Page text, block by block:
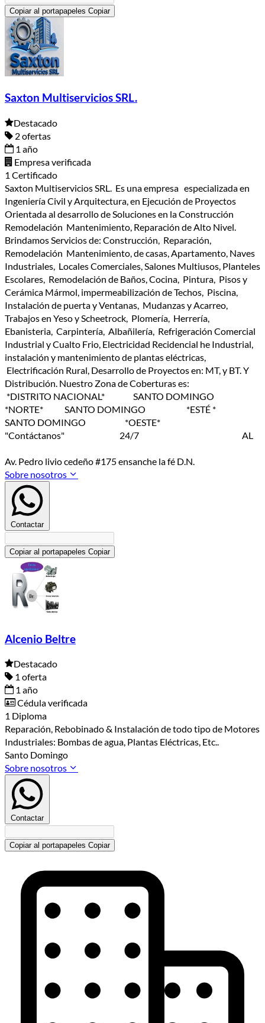
Copiar al portapapeles Copiar
Saxton Multiservicios SRL.
Destacado
2 ofertas
1 año
Empresa verificada
1 Certificado
Saxton Multiservicios SRL. Es una empresa especializada en
Ingeniería Civil y Arquitectura, en Ejecución de Proyectos
Orientada al desarrollo de Soluciones en la Construcción
Remodelación Mantenimiento, Reparación de Alto Nivel.
Brindamos Servicios de: Construcción, Reparación,
Remodelación Mantenimiento, de casas, Apartamento, Naves
Industriales, Locales Comerciales, Salones Multiusos, Planteles
Escolares, Remodelación de Baños, Cocina, Pintura, Pisos y
Cerámica Mármol, impermeabilización de Techos, Piscina,
Instalación de puerta y Ventanas, Mudanzas y Acarreo,
Trabajos en Yeso y Scheetrock, Plomería, Herrería,
Ebanisteria, Carpintería, Albañilería, Refrigeración Comercial
Industrial y Cualto Frio, Electricidad Recidencial he Industrial,
instalación y mantenimiento de plantas eléctricas,
Electrificación Rural, Desarrollo de Proyectos en: MT, y BT. Y
Distribución. Nuestro Zona de Coberturas es:
*DISTRITO NACIONAL* SANTO DOMINGO
*NORTE* SANTO DOMINGO *ESTÉ *
SANTO DOMINGO *OESTE*
"Contáctanos" 24/7 AL
Av. Pedro livio cedeño #175 ensanche la fé D.N.
Sobre nosotros
Contactar
Copiar al portapapeles Copiar
Alcenio Beltre
Destacado
1 oferta
1 año
Cédula verificada
1 Diploma
Reparación, Rebobinado & Instalación de todo tipo de Motores
Industriales: Bombas de agua, Plantas Eléctricas, Etc..
Santo Domingo
Sobre nosotros
Contactar
Copiar al portapapeles Copiar